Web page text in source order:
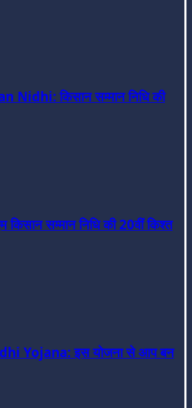
Nidhi: किसान सम्मान निधि की
सम्मान निधि की 20वीं किश्त
Yojana: इस योजना से आप बन